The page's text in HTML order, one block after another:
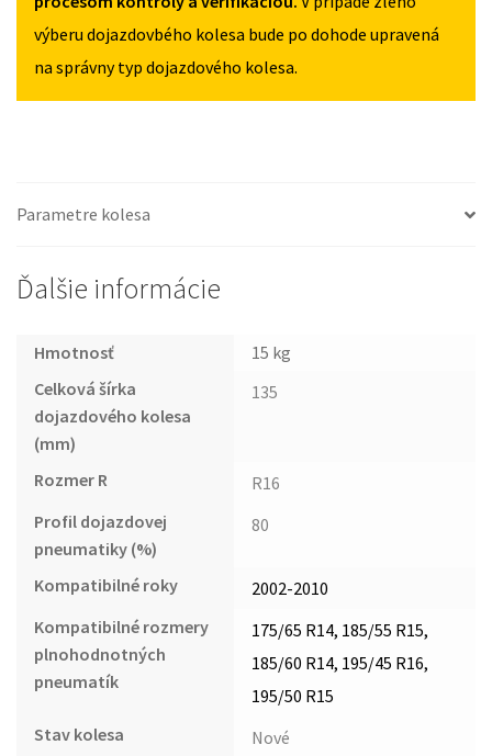
135/80R16
výberu dojazdovbého kolesa bude po dohode upravená
na správny typ dojazdového kolesa.
Parametre kolesa
Ďalšie informácie
Hmotnosť
15 kg
Celková šírka
dojazdového kolesa
(mm)
135
Rozmer R
R16
Profil dojazdovej
pneumatiky (%)
80
Kompatibilné roky
2002-2010
Kompatibilné rozmery
plnohodnotných
pneumatík
175/65 R14, 185/55 R15,
185/60 R14, 195/45 R16,
195/50 R15
Stav kolesa
Nové